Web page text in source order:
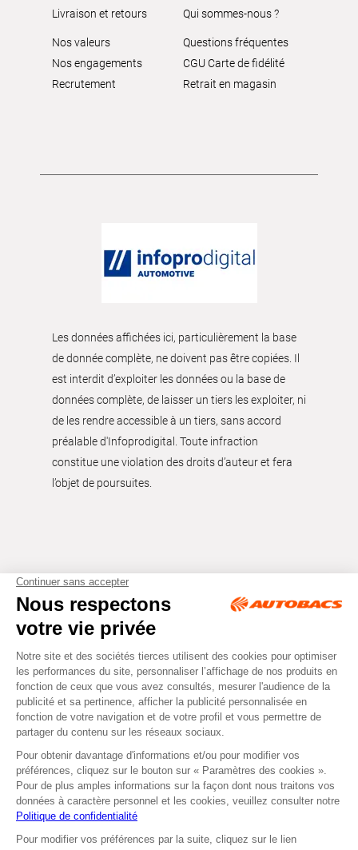
Livraison et retours
Qui sommes-nous ?
Nos valeurs
Nos engagements
Recrutement
Questions fréquentes
CGU Carte de fidélité
Retrait en magasin
Les données affichées ici, particulièrement la base
de donnée complète, ne doivent pas être copiées. Il
est interdit d’exploiter les données ou la base de
données complète, de laisser un tiers les exploiter, ni
de les rendre accessible à un tiers, sans accord
préalable d'Infoprodigital. Toute infraction
constitue une violation des droits d’auteur et fera
l’objet de poursuites.
Tous droits réservés © Autobacs
Mentions légales RGPD
Cookies CGV
Facebook Instagram